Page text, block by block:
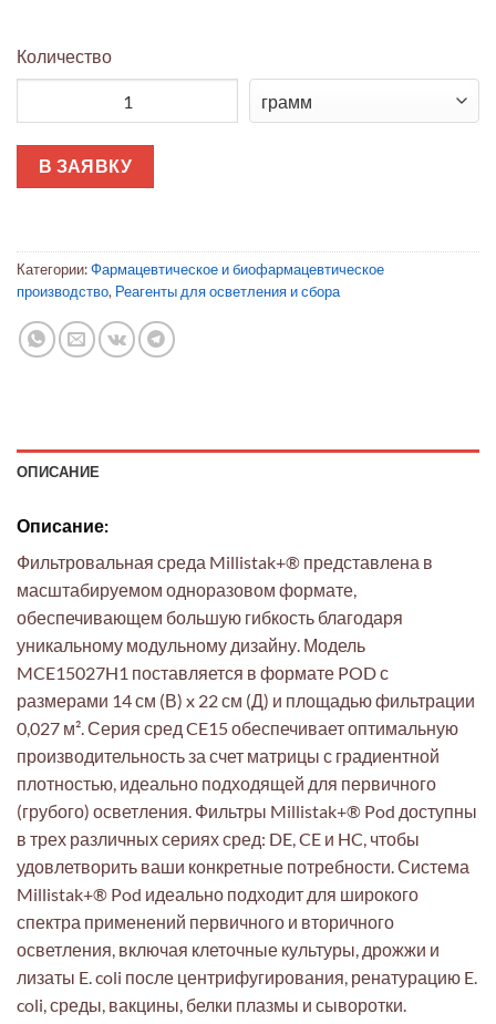
Количество
В ЗАЯВКУ
Категории:Фармацевтическое и биофармацевтическое
производство, Реагенты для осветления и сбора
ОПИСАНИЕ
Описание:
Фильтровальная среда Millistak+® представлена в
масштабируемом одноразовом формате,
обеспечивающем большую гибкость благодаря
уникальному модульному дизайну. Модель
MCE15027H1 поставляется в формате POD с
размерами 14 см (В) x 22 см (Д) и площадью фильтрации
0,027 м². Серия сред CE15 обеспечивает оптимальную
производительность за счет матрицы с градиентной
плотностью, идеально подходящей для первичного
(грубого) осветления. Фильтры Millistak+® Pod доступны
в трех различных сериях сред: DE, CE и HC, чтобы
удовлетворить ваши конкретные потребности. Система
Millistak+® Pod идеально подходит для широкого
спектра применений первичного и вторичного
осветления, включая клеточные культуры, дрожжи и
лизаты E. coli после центрифугирования, ренатурацию E.
coli, среды, вакцины, белки плазмы и сыворотки.